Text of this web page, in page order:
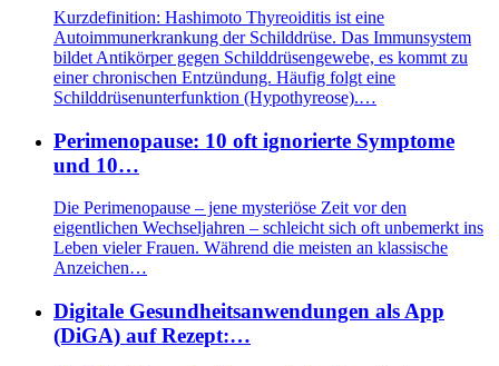
Kurzdefinition: Hashimoto Thyreoiditis ist eine
Autoimmunerkrankung der Schilddrüse. Das Immunsystem
bildet Antikörper gegen Schilddrüsengewebe, es kommt zu
einer chronischen Entzündung. Häufig folgt eine
Schilddrüsenunterfunktion (Hypothyreose).…
Perimenopause: 10 oft ignorierte Symptome
und 10…
Die Perimenopause – jene mysteriöse Zeit vor den
eigentlichen Wechseljahren – schleicht sich oft unbemerkt ins
Leben vieler Frauen. Während die meisten an klassische
Anzeichen…
Digitale Gesundheitsanwendungen als App
(DiGA) auf Rezept:…